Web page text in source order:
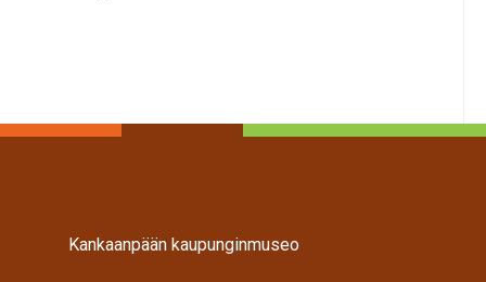
Kankaanpään kaupunginmuseo